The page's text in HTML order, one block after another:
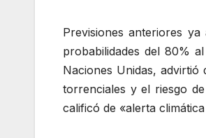
Previsiones anteriores
probabilidades del 80%
Naciones Unidas,
torrenciales y el riesgo
calificó de «alerta